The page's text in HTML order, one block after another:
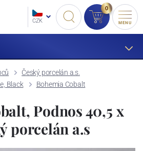
CZK
0
MENU
Český porcelán a.s.
Black
Bohemia Cobalt
Podnos 40,5 x
porcelán a.s